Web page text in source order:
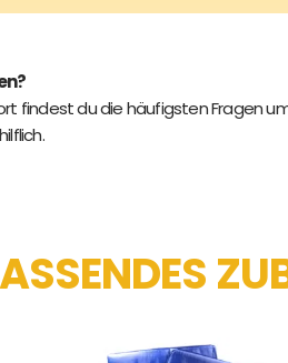
findest du die häufigsten Fragen